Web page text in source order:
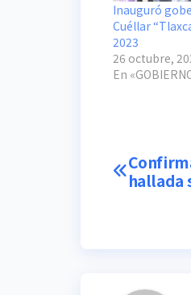
Inauguró
Cuéllar
2023
26 octubre,
En
hallada